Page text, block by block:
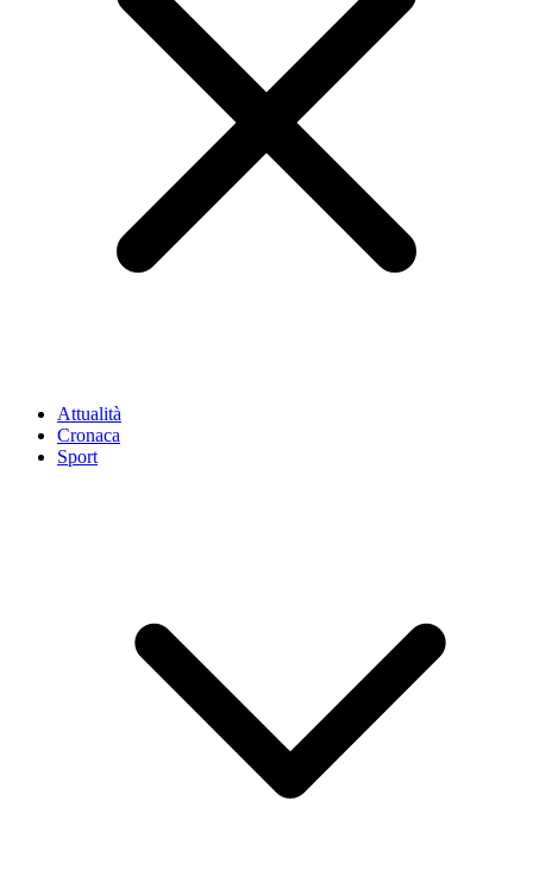
Attualità
Cronaca
Sport